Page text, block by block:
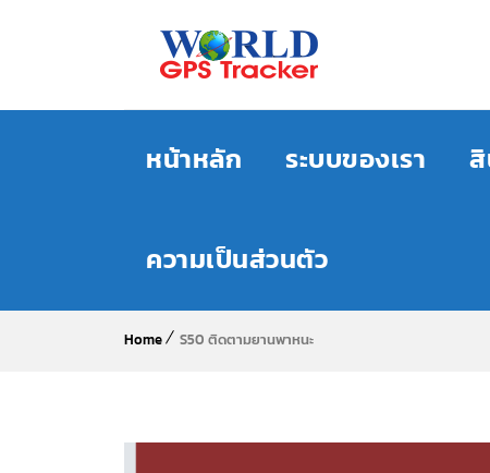
หน้าหลัก ระบบของเรา
ความเป็นส่วนตัว
Home S50 ติดตามยานพาหนะ